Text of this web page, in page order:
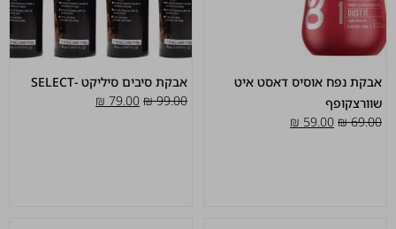
אבקת נפח אוסיס דאסט איט
שוורצקופף
69.00
₪
59.00
₪
אבקת סיבים סיליקט -SELECT
99.00
₪
79.00
₪